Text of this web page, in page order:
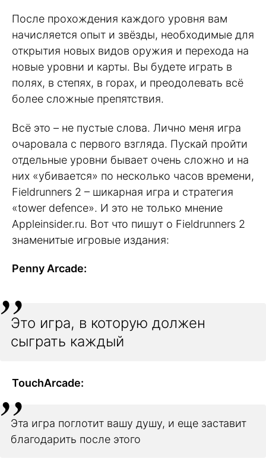
После прохождения каждого уровня вам
начисляется опыт и звёзды, необходимые для
открытия новых видов оружия и перехода на
новые уровни и карты. Вы будете играть в
полях, в степях, в горах, и преодолевать всё
более сложные препятствия.
Всё это – не пустые слова. Лично меня игра
очаровала с первого взгляда. Пускай пройти
отдельные уровни бывает очень сложно и на
них «убивается» по несколько часов времени,
Fieldrunners 2 – шикарная игра и стратегия
«tower defence». И это не только мнение
Appleinsider.ru. Вот что пишут о Fieldrunners 2
знаменитые игровые издания:
Penny Arcade:
Это игра, в которую должен
сыграть каждый
TouchArcade:
Эта игра поглотит вашу душу, и еще заставит
благодарить после этого